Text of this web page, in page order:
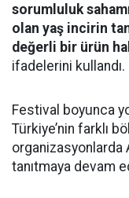
sorumluluk
olan yaş incirin
değerli bir ürün
ifadelerini kullandı.
Festival boyunca
Türkiye’nin farklı
organizasyonlarda
tanıtmaya devam